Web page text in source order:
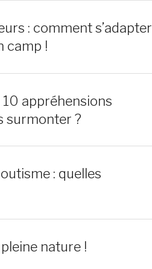
: comment s’adapter
camp !
appréhensions
surmonter ?
: quelles
nature !